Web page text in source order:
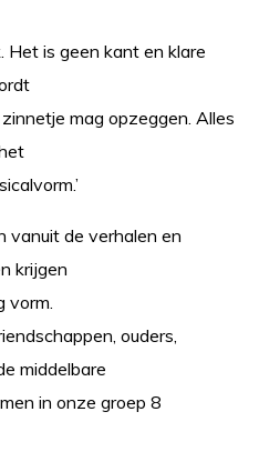
Het is geen kant en klare
mag opzeggen. Alles
vanuit de verhalen en
krijgen
vorm.
ouders,
middelbare
in onze groep 8